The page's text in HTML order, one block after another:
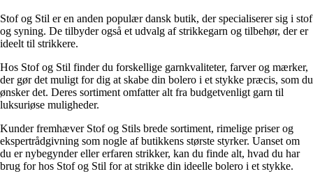
Stof og Stil er en anden populær dansk butik, der specialiserer sig i stof
og syning. De tilbyder også et udvalg af strikkegarn og tilbehør, der er
ideelt til strikkere.
Hos Stof og Stil finder du forskellige garnkvaliteter, farver og mærker,
der gør det muligt for dig at skabe din bolero i et stykke præcis, som du
ønsker det. Deres sortiment omfatter alt fra budgetvenligt garn til
luksuriøse muligheder.
Kunder fremhæver Stof og Stils brede sortiment, rimelige priser og
ekspertrådgivning som nogle af butikkens største styrker. Uanset om
du er nybegynder eller erfaren strikker, kan du finde alt, hvad du har
brug for hos Stof og Stil for at strikke din ideelle bolero i et stykke.